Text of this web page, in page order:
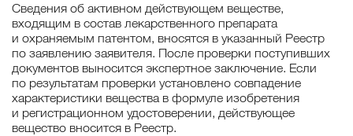
Сведения об активном действующем веществе,
входящим в состав лекарственного препарата
и охраняемым патентом, вносятся в указанный Реестр
по заявлению заявителя. После проверки поступивших
документов выносится экспертное заключение. Если
по результатам проверки установлено совпадение
характеристики вещества в формуле изобретения
и регистрационном удостоверении, действующее
вещество вносится в Реестр.